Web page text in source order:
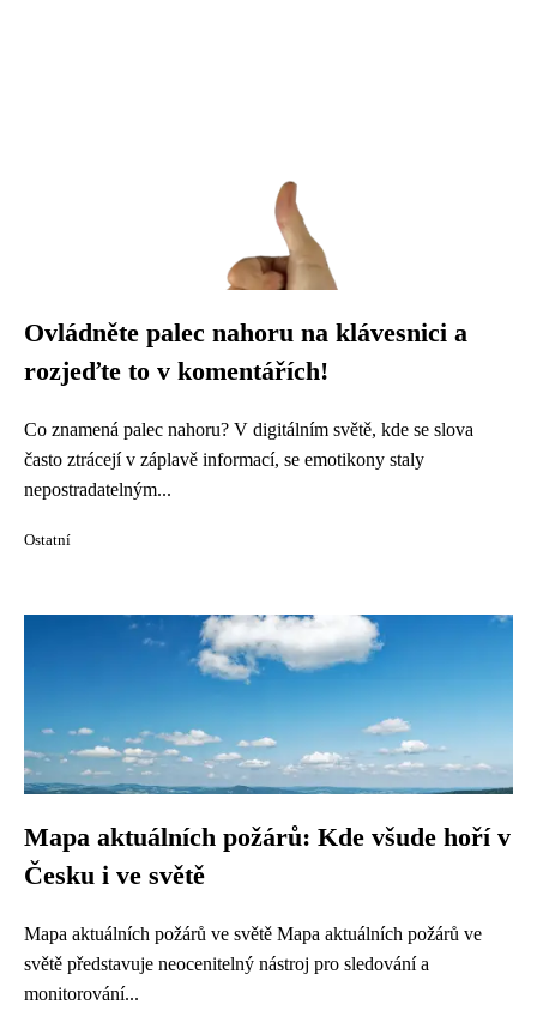
Ovládněte palec nahoru na klávesnici a
rozjeďte to v komentářích!
Co znamená palec nahoru? V digitálním světě, kde se slova
často ztrácejí v záplavě informací, se emotikony staly
nepostradatelným...
Ostatní
Mapa aktuálních požárů: Kde všude hoří v
Česku i ve světě
Mapa aktuálních požárů ve světě Mapa aktuálních požárů ve
světě představuje neocenitelný nástroj pro sledování a
monitorování...